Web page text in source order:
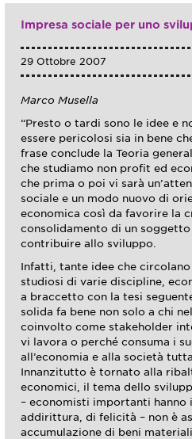
Impresa sociale per uno
29 Ottobre 2007
Marco Musella
“Presto o tardi sono le idee e
essere pericolosi sia in bene
frase conclude la Teoria
che studiamo non profit ed
che prima o poi vi sarà
sociale e un modo nuovo di
economica così da favorire la
consolidamento di un
contribuire allo sviluppo.
Infatti, tante idee che
studiosi di varie discipline,
a braccetto con la tesi
solida fa bene non solo a chi
coinvolto come stakeholder
vi lavora o perché consuma i
all’economia e alla società tutta.
Innanzitutto è tornato alla
economici, il tema dello
– economisti importanti hanno
addirittura, di felicità – non è
accumulazione di beni